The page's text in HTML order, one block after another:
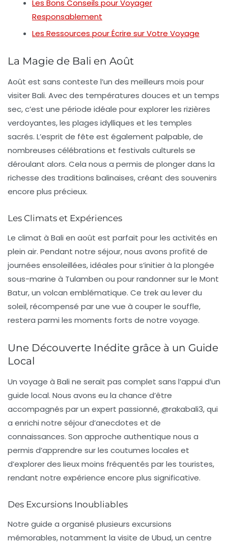
Les Bons Conseils pour Voyager
Responsablement
Les Ressources pour Écrire sur Votre Voyage
La Magie de Bali en Août
Août est sans conteste l’un des meilleurs mois pour
visiter Bali. Avec des températures douces et un temps
sec, c’est une période idéale pour explorer les rizières
verdoyantes, les plages idylliques et les temples
sacrés. L’esprit de fête est également palpable, de
nombreuses célébrations et festivals culturels se
déroulant alors. Cela nous a permis de plonger dans la
richesse des traditions balinaises, créant des souvenirs
encore plus précieux.
Les Climats et Expériences
Le climat à Bali en août est parfait pour les activités en
plein air. Pendant notre séjour, nous avons profité de
journées ensoleillées, idéales pour s’initier à la plongée
sous-marine à Tulamben ou pour randonner sur le Mont
Batur, un volcan emblématique. Ce trek au lever du
soleil, récompensé par une vue à couper le souffle,
restera parmi les moments forts de notre voyage.
Une Découverte Inédite grâce à un Guide
Local
Un voyage à Bali ne serait pas complet sans l’appui d’un
guide local. Nous avons eu la chance d’être
accompagnés par un expert passionné, @rakabali3, qui
a enrichi notre séjour d’anecdotes et de
connaissances. Son approche authentique nous a
permis d’apprendre sur les coutumes locales et
d’explorer des lieux moins fréquentés par les touristes,
rendant notre expérience encore plus significative.
Des Excursions Inoubliables
Notre guide a organisé plusieurs excursions
mémorables, notamment la visite de Ubud, un centre